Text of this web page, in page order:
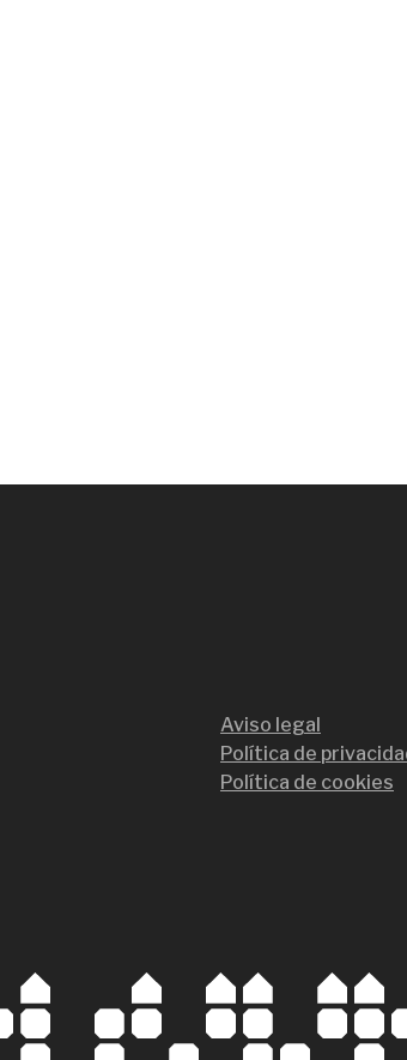
Aviso legal
Política de
Política de cookies